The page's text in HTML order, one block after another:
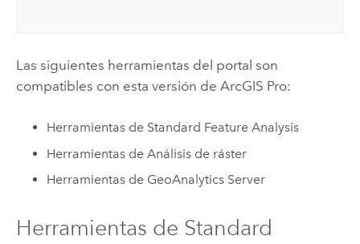
Las siguientes herramientas del portal son
compatibles con esta versión de ArcGIS Pro:
Herramientas de Standard Feature Analysis
Herramientas de Análisis de ráster
Herramientas de GeoAnalytics Server
Herramientas de Standard